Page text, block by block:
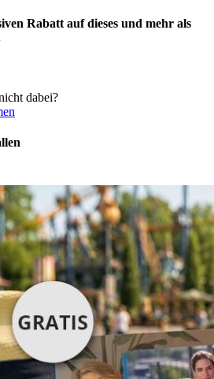
Rabatt auf dieses und mehr als
dabei?